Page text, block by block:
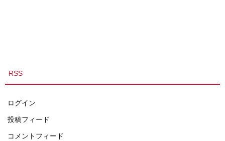
RSS
ログイン
投稿フィード
コメントフィード